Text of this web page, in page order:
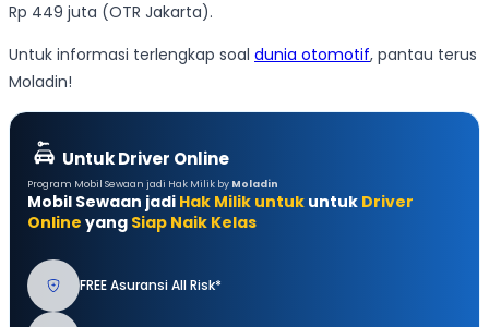
Rp 449 juta (OTR Jakarta).
Untuk informasi terlengkap soal dunia otomotif, pantau terus
Moladin!
Untuk Driver Online
Program Mobil Sewaan jadi Hak Milik by Moladin
Mobil Sewaan jadi Hak Milik untuk untuk Driver
Online yang Siap Naik Kelas
FREE Asuransi All Risk*